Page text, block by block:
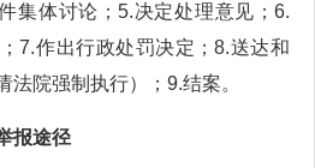
集体讨论；5.决定处理意见；6.
7.作出行政处罚决定；8.送达和
法院强制执行）；9.结案。
报途径